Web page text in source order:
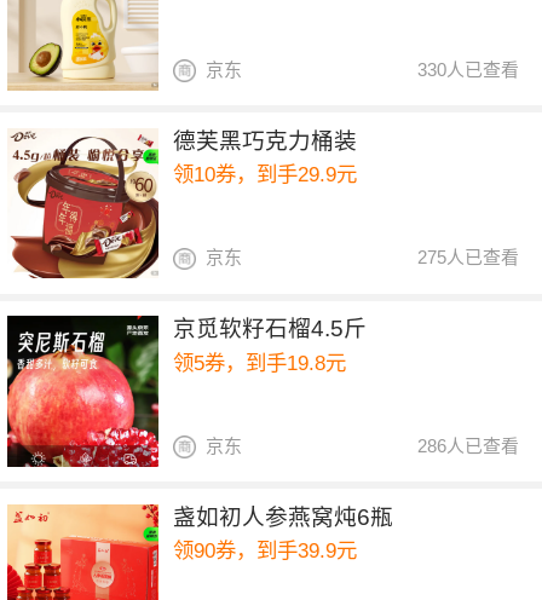
330人已查看
京东
德芙黑巧克力桶装
领10券，到手29.9元
275人已查看
京东
京觅软籽石榴4.5斤
领5券，到手19.8元
286人已查看
京东
盏如初人参燕窝炖6瓶
领90券，到手39.9元